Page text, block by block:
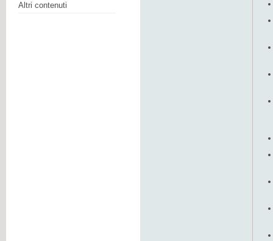
Altri contenuti